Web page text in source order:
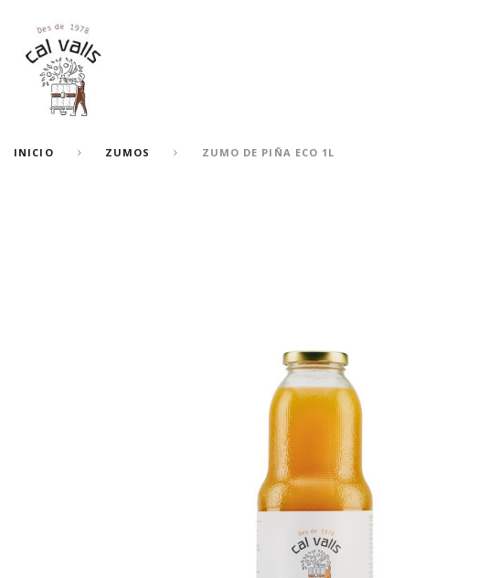
INICIO ZUMOS ZUMO DE PIÑA ECO 1L